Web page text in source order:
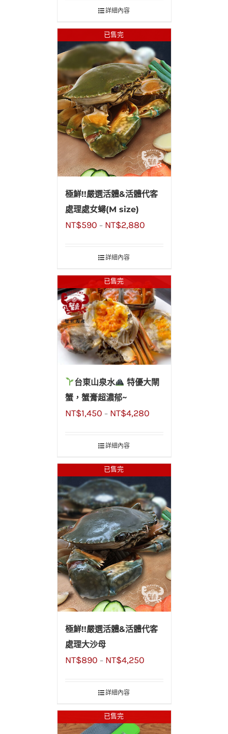
詳細內容
已售完
極鮮!!嚴選活體&活體代客
處理處女蟳(M size)
NT$590 – NT$2,880
詳細內容
已售完
台東山泉水
特優大閘
蟹，蟹膏超濃郁~
NT$1,450 – NT$4,280
詳細內容
已售完
極鮮!!嚴選活體&活體代客
處理大沙母
NT$890 – NT$4,250
詳細內容
已售完